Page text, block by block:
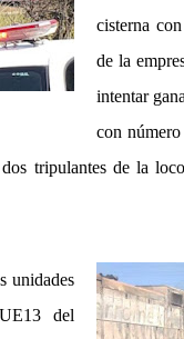
cisterna
de la
intentar
con
tripulantes de la
unidades
del